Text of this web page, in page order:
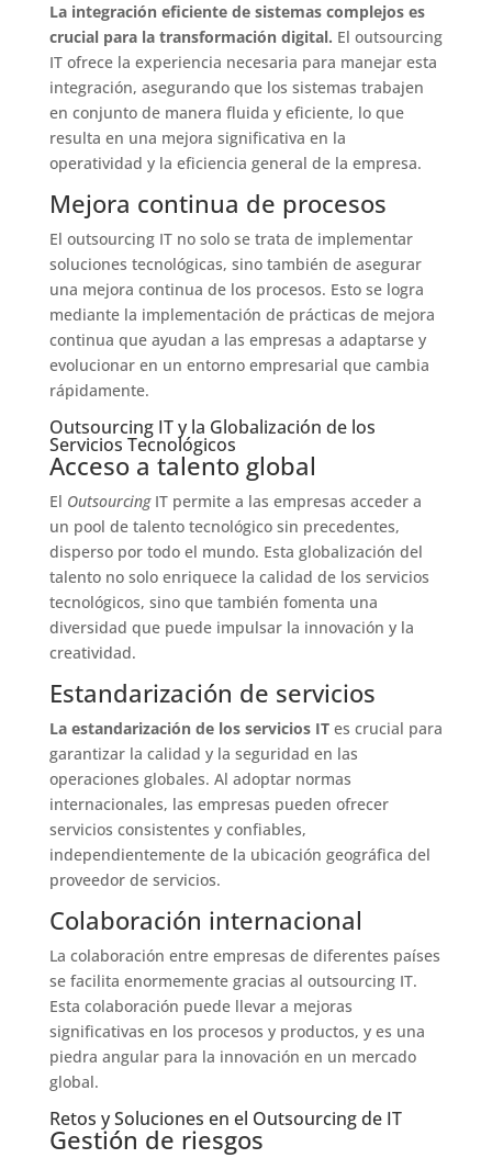
La integración eficiente de sistemas complejos es
crucial para la transformación digital. El outsourcing
IT ofrece la experiencia necesaria para manejar esta
integración, asegurando que los sistemas trabajen
en conjunto de manera fluida y eficiente, lo que
resulta en una mejora significativa en la
operatividad y la eficiencia general de la empresa.
Mejora continua de procesos
El outsourcing IT no solo se trata de implementar
soluciones tecnológicas, sino también de asegurar
una mejora continua de los procesos. Esto se logra
mediante la implementación de prácticas de mejora
continua que ayudan a las empresas a adaptarse y
evolucionar en un entorno empresarial que cambia
rápidamente.
Outsourcing IT y la Globalización de los
Servicios Tecnológicos
Acceso a talento global
El OutsourcingIT permite a las empresas acceder a
un pool de talento tecnológico sin precedentes,
disperso por todo el mundo. Esta globalización del
talento no solo enriquece la calidad de los servicios
tecnológicos, sino que también fomenta una
diversidad que puede impulsar la innovación y la
creatividad.
Estandarización de servicios
La estandarización de los servicios ITes crucial para
garantizar la calidad y la seguridad en las
operaciones globales. Al adoptar normas
internacionales, las empresas pueden ofrecer
servicios consistentes y confiables,
independientemente de la ubicación geográfica del
proveedor de servicios.
Colaboración internacional
La colaboración entre empresas de diferentes países
se facilita enormemente gracias al outsourcing IT.
Esta colaboración puede llevar a mejoras
significativas en los procesos y productos, y es una
piedra angular para la innovación en un mercado
global.
Retos y Soluciones en el Outsourcing de IT
Gestión de riesgos